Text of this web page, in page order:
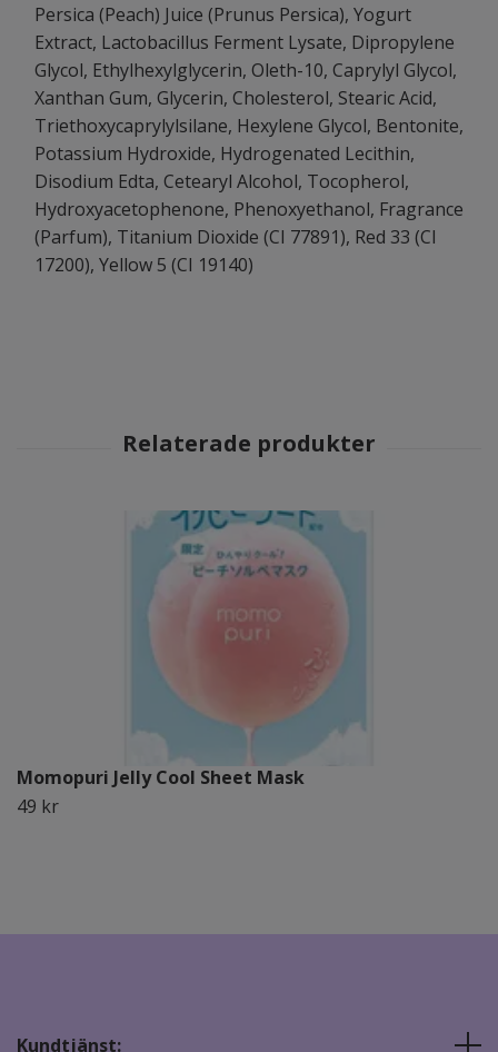
Persica (Peach) Juice (Prunus Persica), Yogurt
Extract, Lactobacillus Ferment Lysate, Dipropylene
Glycol, Ethylhexylglycerin, Oleth-10, Caprylyl Glycol,
Xanthan Gum, Glycerin, Cholesterol, Stearic Acid,
Triethoxycaprylylsilane, Hexylene Glycol, Bentonite,
Potassium Hydroxide, Hydrogenated Lecithin,
Disodium Edta, Cetearyl Alcohol, Tocopherol,
Hydroxyacetophenone, Phenoxyethanol, Fragrance
(Parfum), Titanium Dioxide (CI 77891), Red 33 (CI
17200), Yellow 5 (CI 19140)
Momopuri Jelly Cool Sheet Mask
49 kr
Kundtjänst: